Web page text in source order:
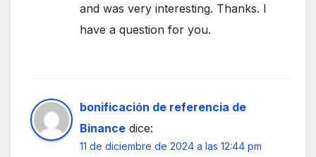
and was very interesting. Thanks. I
have a question for you.
bonificación de referencia de
Binance dice:
11 de diciembre de 2024 a las 12:44 pm